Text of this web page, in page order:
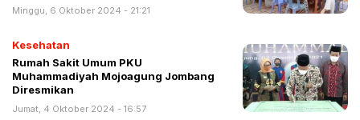
Minggu, 6 Oktober 2024 - 21:21
Kesehatan
Rumah Sakit Umum PKU
Muhammadiyah Mojoagung Jombang
Diresmikan
Jumat, 4 Oktober 2024 - 16:57